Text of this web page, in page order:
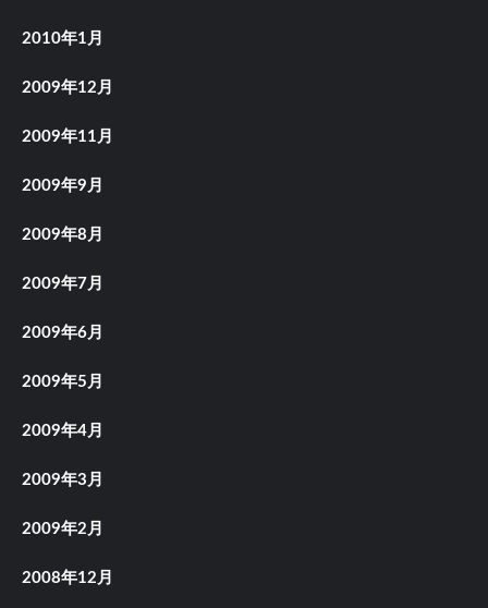
2010年1月
2009年12月
2009年11月
2009年9月
2009年8月
2009年7月
2009年6月
2009年5月
2009年4月
2009年3月
2009年2月
2008年12月